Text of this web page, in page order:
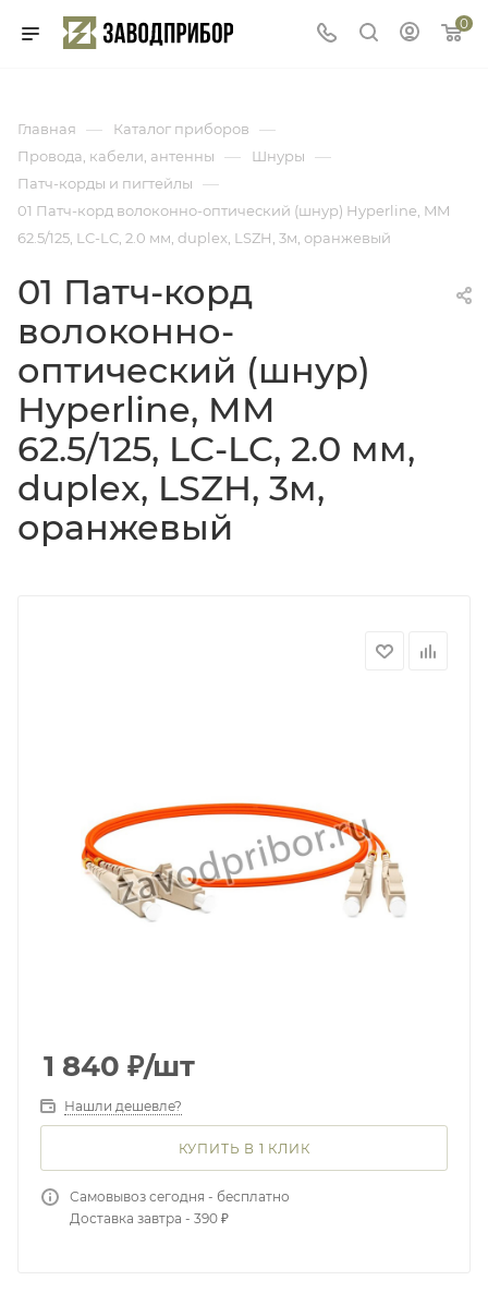
0
Главная — Каталог приборов —
Провода, кабели, антенны — Шнуры —
Патч-корды и пигтейлы —
01 Патч-корд волоконно-оптический (шнур) Hyperline, MM
62.5/125, LC-LC, 2.0 мм, duplex, LSZH, 3м, оранжевый
01 Патч-корд
волоконно-
оптический (шнур)
Hyperline, MM
62.5/125, LC-LC, 2.0 мм,
duplex, LSZH, 3м,
оранжевый
1 840 ₽/шт
Нашли дешевле?
КУПИТЬ В 1 КЛИК
Самовывоз сегодня - бесплатно
Доставка завтра - 390 ₽